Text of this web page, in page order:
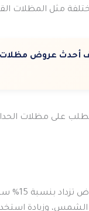
مثل المظلات
أحدث عروض مظلات
الحضري وزيادة مشاريع البناء